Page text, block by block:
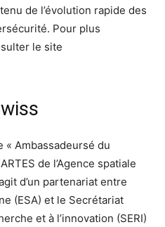
de l’évolution rapide des
Pour plus
le site
Ambassadeursé du
de l’Agence spatiale
d’un partenariat entre
(ESA) et le Secrétariat
et à l’innovation (SERI)